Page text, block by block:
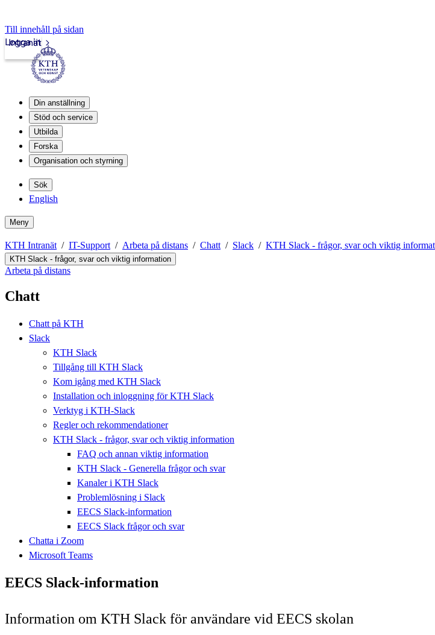
Till innehåll på sidan
Intranät
Logga in
Din anställning
Stöd och service
Utbilda
Forska
Organisation och styrning
Sök
English
Meny
KTH Intranät IT-Support Arbeta på distans Chatt Slack KTH Slack - frågor, svar och viktig
KTH Slack - frågor, svar och viktig information
Arbeta på distans
Chatt
Chatt på KTH
Slack
KTH Slack
Tillgång till KTH Slack
Kom igång med KTH Slack
Installation och inloggning för KTH Slack
Verktyg i KTH-Slack
Regler och rekommendationer
KTH Slack - frågor, svar och viktig information
FAQ och annan viktig information
KTH Slack - Generella frågor och svar
Kanaler i KTH Slack
Problemlösning i Slack
EECS Slack-information
EECS Slack frågor och svar
Chatta i Zoom
Microsoft Teams
EECS Slack-information
Information om KTH Slack för användare vid EECS skolan